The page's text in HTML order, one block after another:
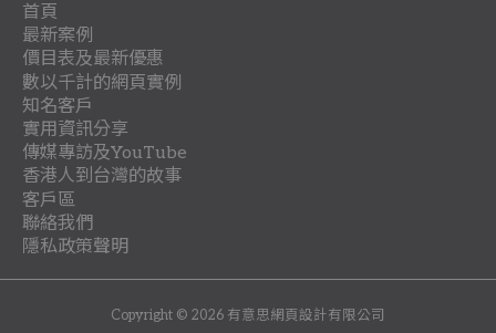
首頁
背
景
分
享
關
於
我
們
作
品
收
費
聯
絡
最新案例
一
頁
式
網
站
案
例
多
頁
式
網
站
案
例
行
業
案
例
價目表及最新優惠
網
站
架
設
優
惠
方
案
立
即
登
記
優
惠
數以千計的網頁實例
客
戶
總
目
錄
地
產
.
室
內
設
團
體
.
協
會
教
育
及
時
裝
日
飲
食
律
知名客戶
實用資訊分享
懶
人
包
最
新
網
網
路
各
進
階
昔
傳媒專訪及YouTube
傳
媒
專
香
港
阿
阿
基
架
香港人到台灣的故事
香
港
移
雅
麗
我
客戶區
系
插
入
免
聯絡我們
隱私政策聲明
Copyright © 2026 有意思網頁設計有限公司